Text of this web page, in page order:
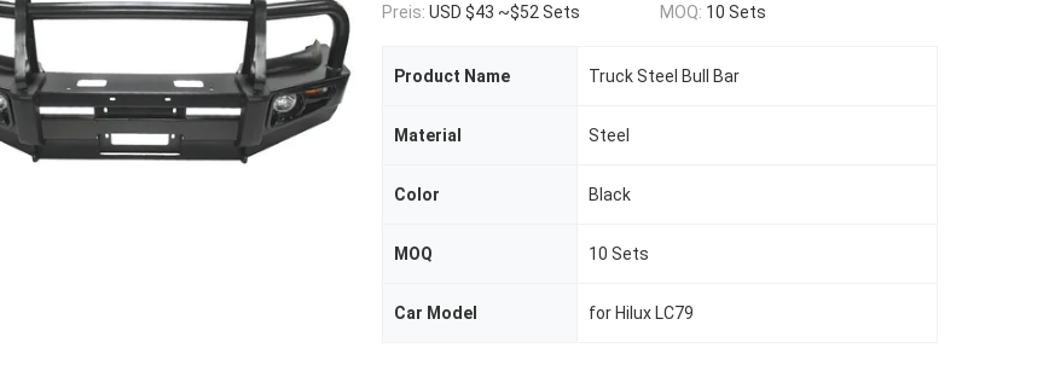
Preis: USD $43 ~$52 Sets MOQ: 10 Sets
Product Name Truck Steel Bull Bar
Material Steel
Color Black
MOQ 10 Sets
Car Model for Hilux LC79